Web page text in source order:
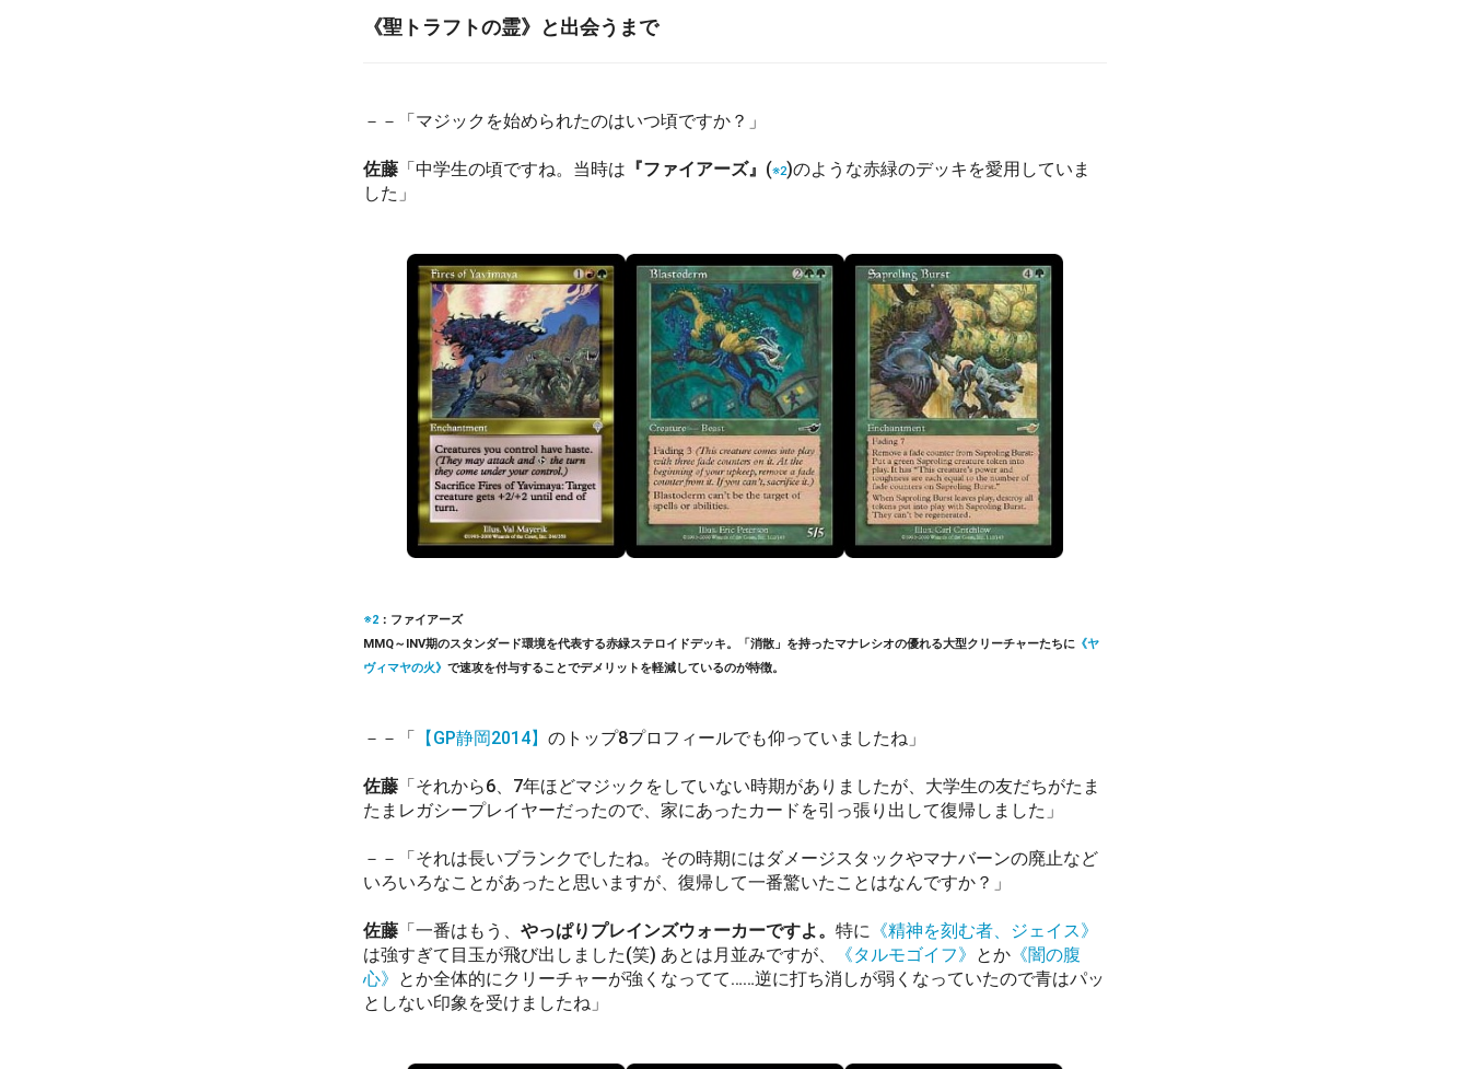
《聖トラフトの霊》と出会うまで
－－「マジックを始められたのはいつ頃ですか？」
佐藤 「中学生の頃ですね。当時は 『ファイアーズ』 (※2)のような赤緑のデッキを愛用していま
した」
※2 ：ファイアーズ
MMQ～INV期のスタンダード環境を代表する赤緑ステロイドデッキ。「消散」を持ったマナレシオの優れる大型クリーチャーたちに 《ヤ
ヴィマヤの火》 で速攻を付与することでデメリットを軽減しているのが特徴。
－－「 【GP静岡2014】 のトップ8プロフィールでも仰っていましたね」
佐藤 「それから6、7年ほどマジックをしていない時期がありましたが、大学生の友だちがたま
たまレガシープレイヤーだったので、家にあったカードを引っ張り出して復帰しました」
－－「それは長いブランクでしたね。その時期にはダメージスタックやマナバーンの廃止など
いろいろなことがあったと思いますが、復帰して一番驚いたことはなんですか？」
佐藤 「一番はもう、 やっぱりプレインズウォーカーですよ。 特に 《精神を刻む者、ジェイス》
は強すぎて目玉が飛び出しました(笑) あとは月並みですが、
《タルモゴイフ》 とか 《闇の腹
心》 とか全体的にクリーチャーが強くなってて……逆に打ち消しが弱くなっていたので青はパッ
としない印象を受けましたね」